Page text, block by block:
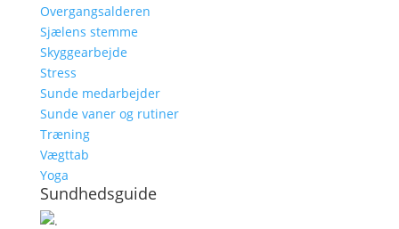
Overgangsalderen
Sjælens stemme
Skyggearbejde
Stress
Sunde medarbejder
Sunde vaner og rutiner
Træning
Vægttab
Yoga
Sundhedsguide